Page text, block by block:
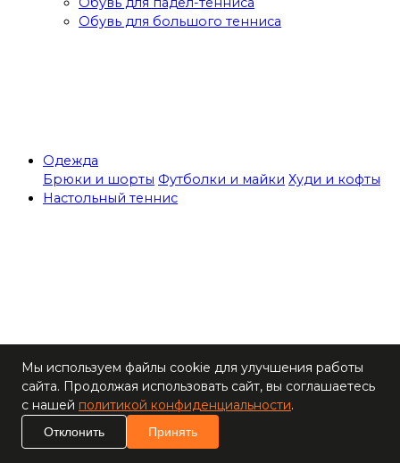
Обувь для большого тенниса
Одежда
Брюки и шорты Футболки и майки Худи и кофты
Настольный теннис
Ракетки
Накладки для
ракеток
ракеток
Мы используем файлы cookie для улучшения работы
сайта. Продолжая использовать сайт, вы соглашаетесь
с нашей политикой конфиденциальности.
Отклонить Принять